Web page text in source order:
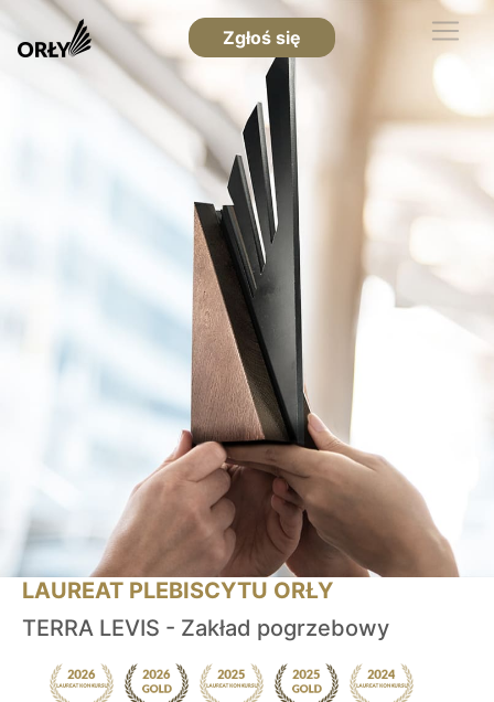
Zgłoś się
LAUREAT PLEBISCYTU ORŁY
TERRA LEVIS - Zakład pogrzebowy